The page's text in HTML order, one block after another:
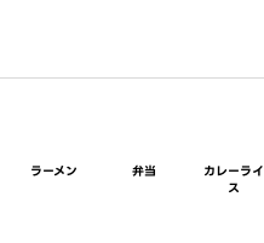
ラーメン 弁当
カレーライ
ス